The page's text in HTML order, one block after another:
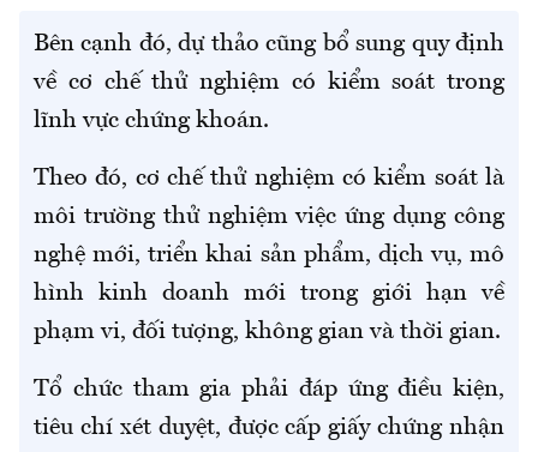
Bên cạnh đó, dự thảo cũng bổ sung quy định
về cơ chế thử nghiệm có kiểm soát trong
lĩnh vực chứng khoán.
Theo đó, cơ chế thử nghiệm có kiểm soát là
môi trường thử nghiệm việc ứng dụng công
nghệ mới, triển khai sản phẩm, dịch vụ, mô
hình kinh doanh mới trong giới hạn về
phạm vi, đối tượng, không gian và thời gian.
Tổ chức tham gia phải đáp ứng điều kiện,
tiêu chí xét duyệt, được cấp giấy chứng nhận